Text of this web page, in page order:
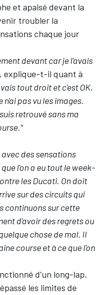
et apaisé devant la
troubler la
chaque jour
devant car je l'avais
, explique-t-il quant à
tout droit et c'est OK,
n'ai pas vu les images.
retrouvé sans ma
des sensations
l'on a eu tout le week-
les Ducati. On doit
sur des circuits qui
continuons sur cette
d'avoir des regrets ou
chose de mal. Il
course et à ce que l'on
d'un long-lap,
les limites de